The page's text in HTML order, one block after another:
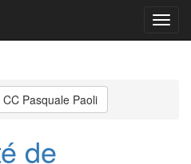
Menu
CC Pasquale Paoli
de